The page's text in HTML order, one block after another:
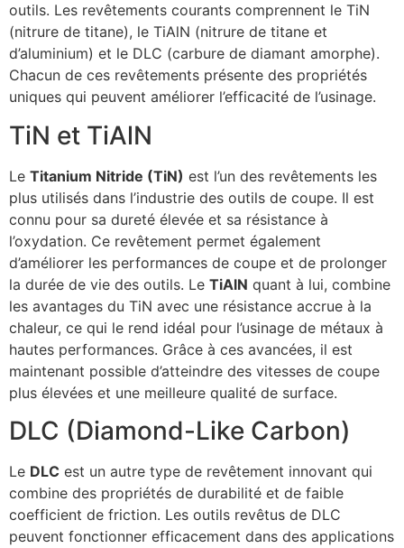
outils. Les revêtements courants comprennent le TiN
(nitrure de titane), le TiAlN (nitrure de titane et
d’aluminium) et le DLC (carbure de diamant amorphe).
Chacun de ces revêtements présente des propriétés
uniques qui peuvent améliorer l’efficacité de l’usinage.
TiN et TiAlN
Le Titanium Nitride (TiN) est l’un des revêtements les
plus utilisés dans l’industrie des outils de coupe. Il est
connu pour sa dureté élevée et sa résistance à
l’oxydation. Ce revêtement permet également
d’améliorer les performances de coupe et de prolonger
la durée de vie des outils. Le TiAlN quant à lui, combine
les avantages du TiN avec une résistance accrue à la
chaleur, ce qui le rend idéal pour l’usinage de métaux à
hautes performances. Grâce à ces avancées, il est
maintenant possible d’atteindre des vitesses de coupe
plus élevées et une meilleure qualité de surface.
DLC (Diamond-Like Carbon)
Le DLC est un autre type de revêtement innovant qui
combine des propriétés de durabilité et de faible
coefficient de friction. Les outils revêtus de DLC
peuvent fonctionner efficacement dans des applications